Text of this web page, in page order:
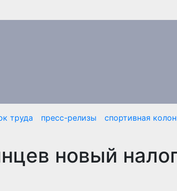
труда пресс-релизы спортивная
новый